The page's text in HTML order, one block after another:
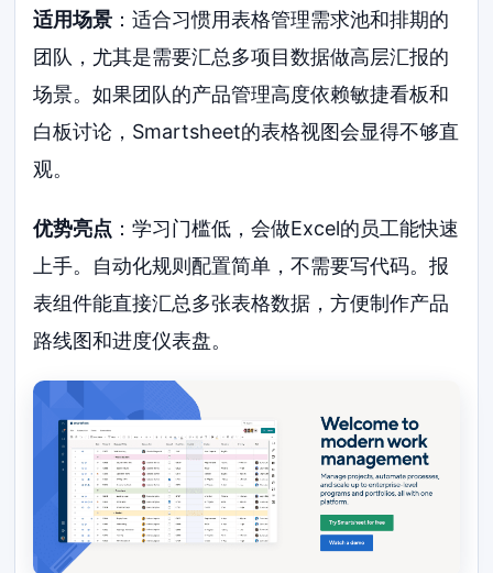
适用场景 ：适合习惯用表格管理需求池和排期的
团队，尤其是需要汇总多项目数据做高层汇报的
场景。如果团队的产品管理高度依赖敏捷看板和
白板讨论，Smartsheet的表格视图会显得不够直
观。
优势亮点 ：学习门槛低，会做Excel的员工能快速
上手。自动化规则配置简单，不需要写代码。报
表组件能直接汇总多张表格数据，方便制作产品
路线图和进度仪表盘。